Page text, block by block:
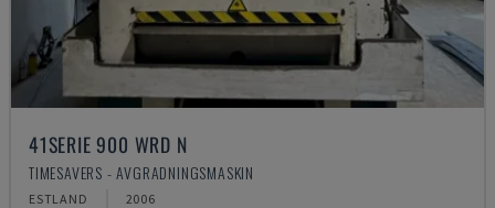
41SERIE 900 WRD N
TIMESAVERS - AVGRADNINGSMASKIN
ESTLAND 2006